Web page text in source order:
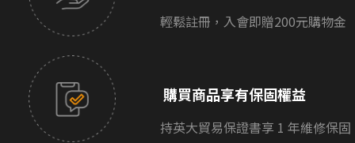
輕鬆註冊，入會即贈200元購物金
購買商品享有保固權益
持英大貿易保證書享 1 年維修保固